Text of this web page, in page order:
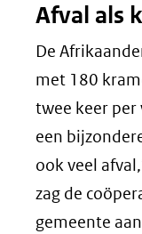
Afval als
De
met 180
twee keer per
een
ook veel
zag de
gemeente